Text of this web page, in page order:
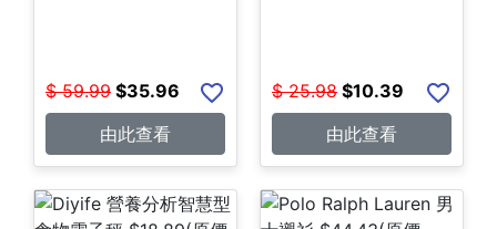
$ 59.99 $35.96
由此查看
$ 25.98 $10.39
由此查看